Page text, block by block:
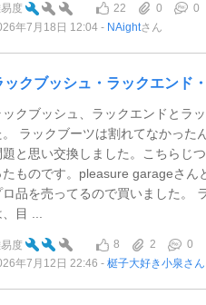
度 22 0
0
年7月18日 12:04
NAightさん
ックブッシュ・ラックエンド
ックブッシュ、ラックエンドとラ
。 ラックブーツは割れてなかった
題と思い交換しました。こちらじ
たものです。pleasure garageさん
ロ品を売ってるので買いました。
目 ...
度 8 2
0
年7月12日 22:46
梃子大好き小泉さん